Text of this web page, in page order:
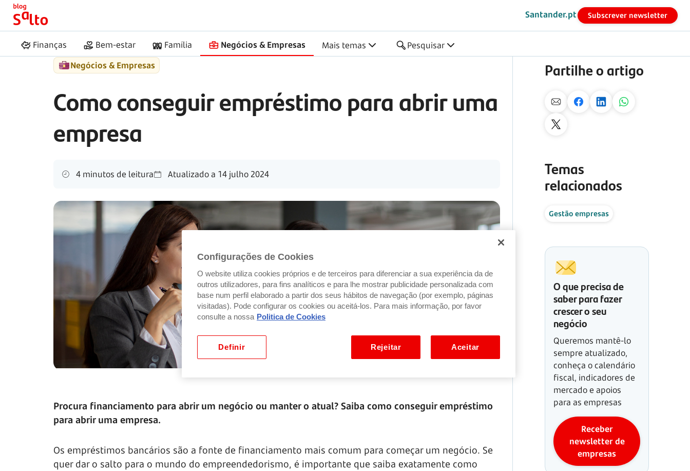
Santander.pt Subscrever newsletter
Finanças Bem-estar Família Negócios & Empresas Mais temas Pesquisar
Início
Negócios & Empresas
Como conseguir empréstimo para abrir uma
empresa
4 minutos de leitura Atualizado a 14 julho 2024
Procura financiamento para abrir um negócio ou manter o atual? Saiba como conseguir empréstimo
para abrir uma empresa.
Os empréstimos bancários são a fonte de financiamento mais comum para começar um negócio. Se
quer dar o salto para o mundo do empreendedorismo, é importante que saiba exatamente como
Partilhe o artigo
Temas
relacionados
Gestão empresas
O que precisa de
saber para fazer
crescer o seu
negócio
Queremos mantê-lo
sempre atualizado,
conheça o calendário
fiscal, indicadores de
mercado e apoios
para as empresas
Receber
newsletter de
empresas
Configurações de Cookies
O website utiliza cookies próprios e de terceiros para diferenciar a sua experiência da de
outros utilizadores, para fins analíticos e para lhe mostrar publicidade personalizada com
base num perfil elaborado a partir dos seus hábitos de navegação (por exemplo, páginas
visitadas). Pode configurar os cookies ou aceitá-los. Para mais informação, por favor
consulte a nossa Politica de Cookies
Definir Rejeitar Aceitar